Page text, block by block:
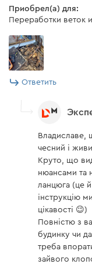
Dnipro-M CS-12
Скачать
FC-124"
Приобрел(а) для:
Переработки веток
Ответить
Владиславе,
чесний і
Круто, що
нюансами та
ланцюга (це
інструкцію
цікавості 😉)
Повністю з
будинку чи
треба
зайвого